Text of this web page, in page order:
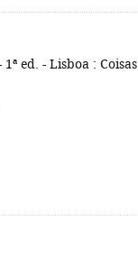
ed. - Lisboa :